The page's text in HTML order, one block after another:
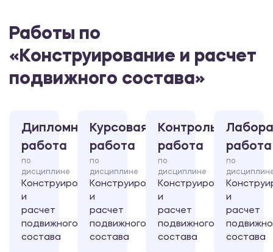
Работы по
«Конструирование и расчет
подвижного состава»
Дипломная
работа
по
дисциплине
Конструирование
и
расчет
подвижного
состава
Курсовая
работа
по
дисциплине
Конструирование
и
расчет
подвижного
состава
Контрольная
работа
по
дисциплине
Конструирование
и
расчет
подвижного
состава
работа
по
и
расчет
состава